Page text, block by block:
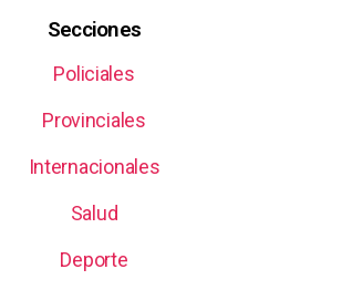
Secciones
Policiales
Provinciales
Internacionales
Salud
Deporte